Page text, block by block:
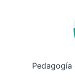
Pedagogía